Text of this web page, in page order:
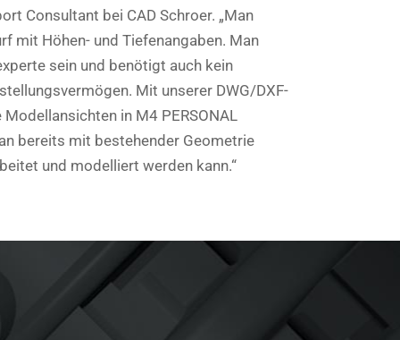
Consultant bei CAD Schroer. „Man
mit Höhen- und Tiefenangaben. Man
sein und benötigt auch kein
Mit unserer DWG/DXF-
in M4 PERSONAL
bereits mit bestehender Geometrie
und modelliert werden kann.“